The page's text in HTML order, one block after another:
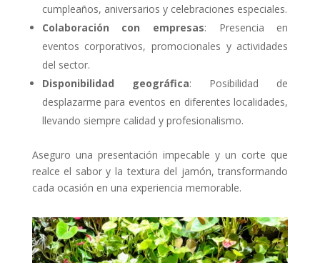
cumpleaños, aniversarios y celebraciones especiales.
Colaboración con empresas: Presencia en
eventos corporativos, promocionales y actividades
del sector.
Disponibilidad geográfica: Posibilidad de
desplazarme para eventos en diferentes localidades,
llevando siempre calidad y profesionalismo.
Aseguro una presentación impecable y un corte que
realce el sabor y la textura del jamón, transformando
cada ocasión en una experiencia memorable.